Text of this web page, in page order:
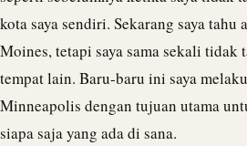
kota saya sendiri. Sekarang saya tahu
Moines, tetapi saya sama sekali tidak
tempat lain. Baru-baru ini saya
Minneapolis dengan tujuan utama
siapa saja yang ada di sana.